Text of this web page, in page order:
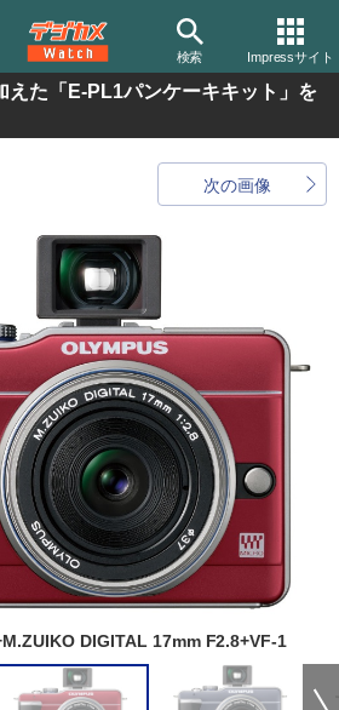
検索 Impressサイト
えた「E-PL1パンケーキキット」を
次の画像
DIGITAL 17mm F2.8+VF-1